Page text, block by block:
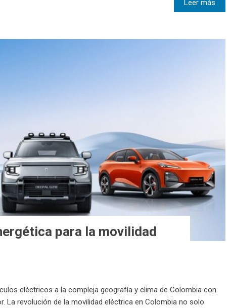
Leer más
para la movilidad
eléctricos a la compleja geografía y clima de Colombia con
La revolución de la movilidad eléctrica en Colombia no solo